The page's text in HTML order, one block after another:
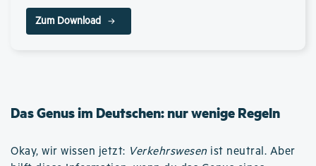
Zum Download
Das Genus im Deutschen: nur wenige Regeln
Okay, wir wissen jetzt: Verkehrswesen ist neutral. Aber